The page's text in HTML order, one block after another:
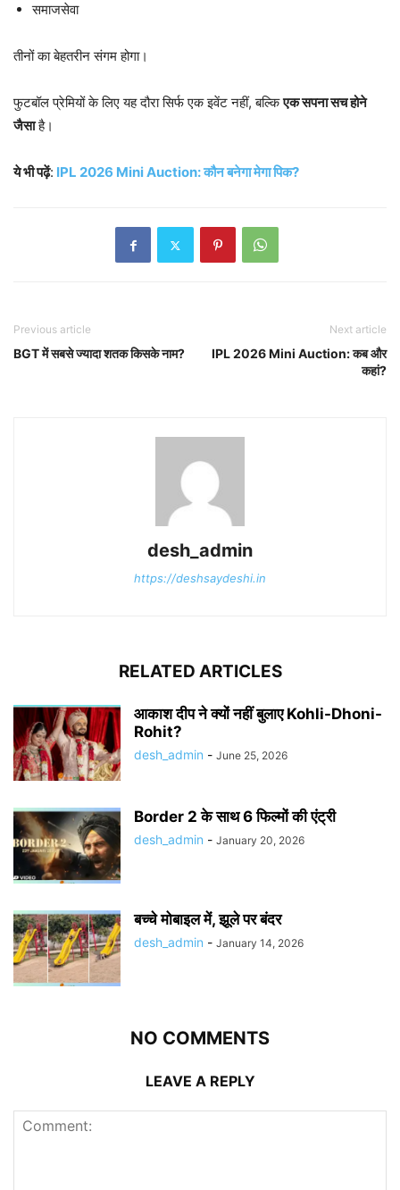
समाजसेवा
तीनों का बेहतरीन संगम होगा।
फुटबॉल प्रेमियों के लिए यह दौरा सिर्फ एक इवेंट नहीं, बल्किएक सपना सच होने
जैसाहै।
ये भी पढ़ें: IPL 2026 Mini Auction: कौन बनेगा मेगा पिक?
Previous article
BGT में सबसे ज्यादा शतक किसके नाम?
Next article
IPL 2026 Mini Auction: कब और
कहां?
desh_admin
https://deshsaydeshi.in
RELATED ARTICLES
आकाश दीप ने क्यों नहीं बुलाए Kohli-Dhoni-
Rohit?
desh_admin - June 25, 2026
Border 2 के साथ 6 फिल्मों की एंट्री
desh_admin - January 20, 2026
बच्चे मोबाइल में, झूले पर बंदर
desh_admin - January 14, 2026
NO COMMENTS
LEAVE A REPLY